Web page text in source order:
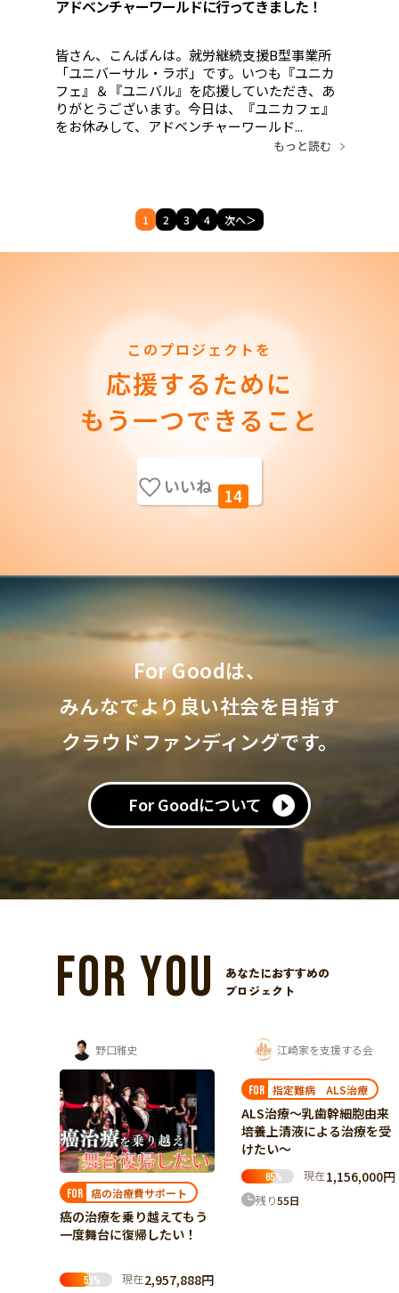
アドベンチャーワールドに行ってきました！
皆さん、こんばんは。就労継続支援B型事業所
「ユニバーサル・ラボ」です。いつも『ユニカ
フェ』＆『ユニバル』を応援していただき、あ
りがとうございます。今日は、『ユニカフェ』
をお休みして、アドベンチャーワールド...
もっと読む
1 2 3 4 次へ＞
このプロジェクトを
応援するために
もう一つできること
いいね 14
For Goodは、
みんなでより良い社会を目指す
クラウドファンディングです。
For Goodについて
FOR YOU
あなたにおすすめの
プロジェクト
野口雅史
FOR 癌の治療費サポート
癌の治療を乗り越えてもう
一度舞台に復帰したい！
59% 現在2,957,888円
江崎家を支援する会
FOR 指定難病 ALS治療
ALS治療～乳歯幹細胞由来
培養上清液による治療を受
けたい～
65% 現在1,156,000円
残り55日